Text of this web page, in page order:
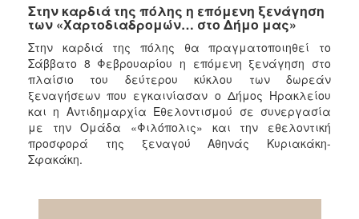
2022
2021
2020
2019
2018
2017
2016
2013
Στην καρδιά της πόλης η επόμενη ξενάγηση
των «Χαρτοδιαδρομών… στο Δήμο μας»
Στην καρδιά της πόλης θα πραγματοποιηθεί το
Σάββατο 8 Φεβρουαρίου η επόμενη ξενάγηση στο
πλαίσιο του δεύτερου κύκλου των δωρεάν
ξεναγήσεων που εγκαινίασαν ο Δήμος Ηρακλείου
και η Αντιδημαρχία Εθελοντισμού σε συνεργασία
με την Ομάδα «Φιλόπολις» και την εθελοντική
προσφορά της ξεναγού Αθηνάς Κυριακάκη-
Σφακάκη.